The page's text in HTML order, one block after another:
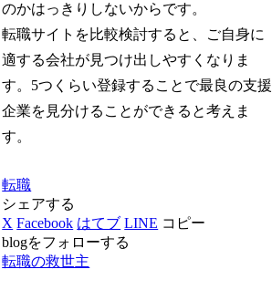
のかはっきりしないからです。
転職サイトを比較検討すると、ご自身に
適する会社が見つけ出しやすくなりま
す。5つくらい登録することで最良の支援
企業を見分けることができると考えま
す。
転職
シェアする
X Facebook はてブ LINE コピー
blogをフォローする
転職の救世主